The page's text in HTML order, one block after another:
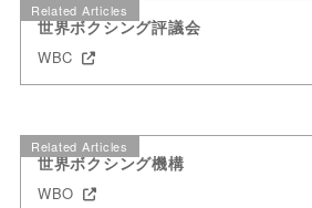
Related Articles
世界ボクシング評議会
WBC
Related Articles
世界ボクシング機構
WBO